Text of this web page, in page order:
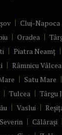
Cluj-Napoca
Oradea
Piatra Neamț
Râmnicu Vâlcea
Satu Mare
Tulcea Târgu
Vaslui
Călărași